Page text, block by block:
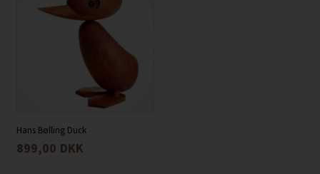
Hans Bølling Duck
899,00 DKK